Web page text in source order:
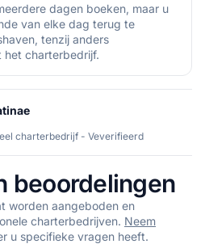
dagen boeken, maar u
van elke dag terug te
tenzij anders
het charterbedrijf.
charterbedrijf - Veverifieerd
beoordelingen
worden aangeboden en
charterbedrijven. Neem
u specifieke vragen heeft.